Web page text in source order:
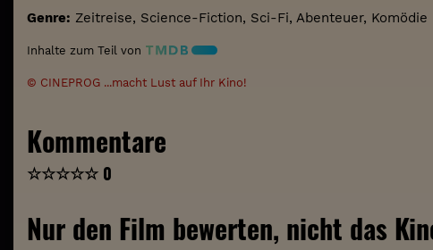
Genre: Zeitreise, Science-Fiction, Sci-Fi, Abenteuer, Komödie
Inhalte zum Teil von
© CINEPROG ...macht Lust auf Ihr Kino!
Kommentare
☆☆☆☆☆ 0
Nur den Film bewerten, nicht das